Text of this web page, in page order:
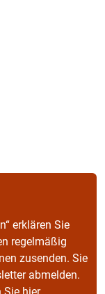
erklären Sie
regelmäßig
zusenden. Sie
abmelden.